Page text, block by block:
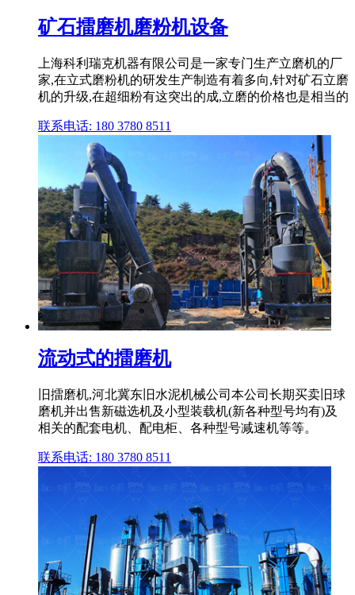
矿石擂磨机磨粉机设备
上海科利瑞克机器有限公司是一家专门生产立磨机的厂
家,在立式磨粉机的研发生产制造有着多向,针对矿石立磨
机的升级,在超细粉有这突出的成,立磨的价格也是相当的
联系电话: 180 3780 8511
流动式的擂磨机
旧擂磨机,河北冀东旧水泥机械公司本公司长期买卖旧球
磨机并出售新磁选机及小型装载机(新各种型号均有)及
相关的配套电机、配电柜、各种型号减速机等等。
联系电话: 180 3780 8511